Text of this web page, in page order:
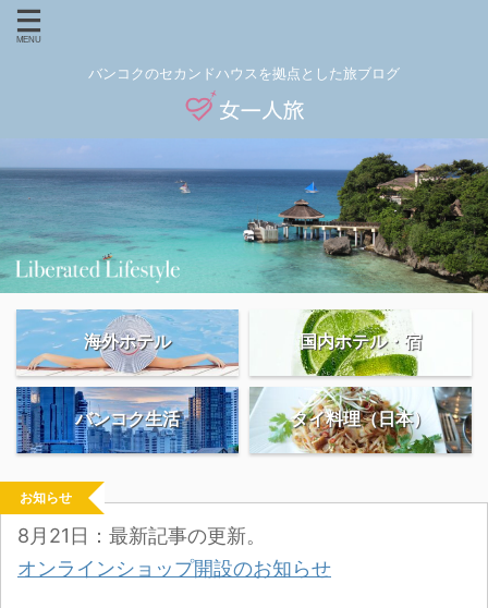
バンコクのセカンドハウスを拠点とした旅ブログ
海外ホテル 国内ホテル・宿
バンコク生活 タイ料理（日本）
お知らせ
8月21日：最新記事の更新。
オンラインショップ開設のお知らせ